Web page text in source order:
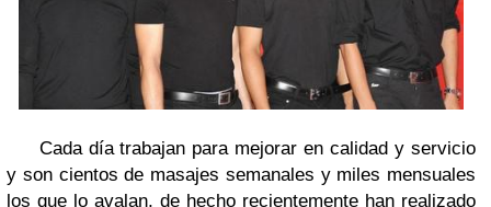
Cada día trabajan para mejorar en calidad y servicio
y son cientos de masajes semanales y miles mensuales
los que lo avalan, de hecho recientemente han realizado